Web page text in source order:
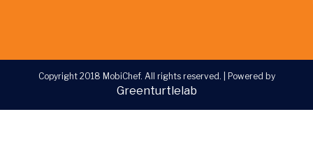
Copyright 2018 MobiChef. All rights reserved. Powered by
Greenturtlelab